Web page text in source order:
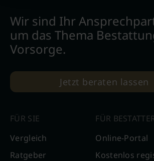
Wir sind Ihr
um das Thema
Vorsorge.
Jetzt beraten lassen
FÜR SIE
Vergleich
Ratgeber
FÜR
Online-Portal
Kostenlos